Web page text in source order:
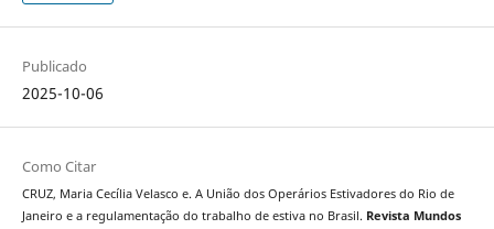
Publicado
2025-10-06
Como Citar
CRUZ, Maria Cecília Velasco e. A União dos Operários Estivadores do Rio de
Janeiro e a regulamentação do trabalho de estiva no Brasil. Revista Mundos